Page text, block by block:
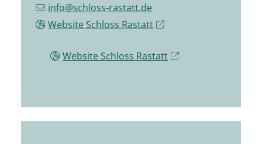
info@schloss-rastatt.de
Website Schloss Rastatt
Website Schloss Rastatt